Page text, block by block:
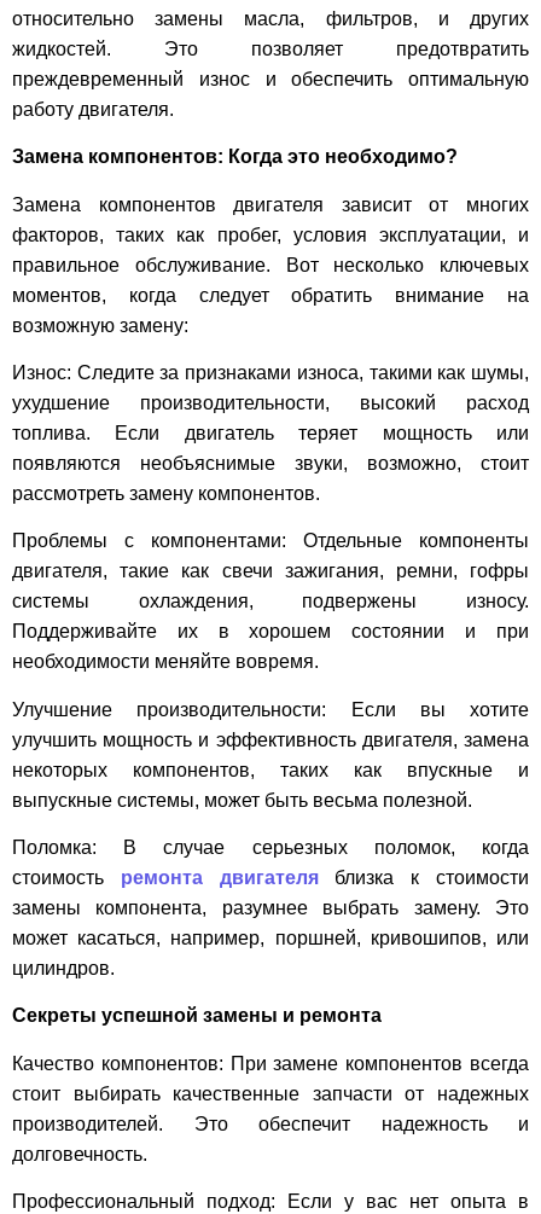
относительно замены масла, фильтров, и других
жидкостей. Это позволяет предотвратить
преждевременный износ и обеспечить оптимальную
работу двигателя.
Замена компонентов: Когда это необходимо?
Замена компонентов двигателя зависит от многих
факторов, таких как пробег, условия эксплуатации, и
правильное обслуживание. Вот несколько ключевых
моментов, когда следует обратить внимание на
возможную замену:
Износ: Следите за признаками износа, такими как шумы,
ухудшение производительности, высокий расход
топлива. Если двигатель теряет мощность или
появляются необъяснимые звуки, возможно, стоит
рассмотреть замену компонентов.
Проблемы с компонентами: Отдельные компоненты
двигателя, такие как свечи зажигания, ремни, гофры
системы охлаждения, подвержены износу.
Поддерживайте их в хорошем состоянии и при
необходимости меняйте вовремя.
Улучшение производительности: Если вы хотите
улучшить мощность и эффективность двигателя, замена
некоторых компонентов, таких как впускные и
выпускные системы, может быть весьма полезной.
Поломка: В случае серьезных поломок, когда
стоимость ремонта двигателяблизка к стоимости
замены компонента, разумнее выбрать замену. Это
может касаться, например, поршней, кривошипов, или
цилиндров.
Секреты успешной замены и ремонта
Качество компонентов: При замене компонентов всегда
стоит выбирать качественные запчасти от надежных
производителей. Это обеспечит надежность и
долговечность.
Профессиональный подход: Если у вас нет опыта в